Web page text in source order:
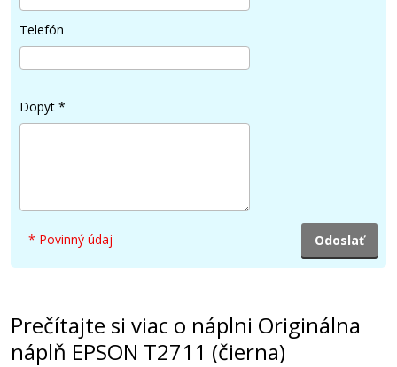
Pridať do košíka
8,90 €
Telefón
Dopyt *
* Povinný údaj
Prečítajte si viac o náplni Originálna
náplň EPSON T2711 (čierna)